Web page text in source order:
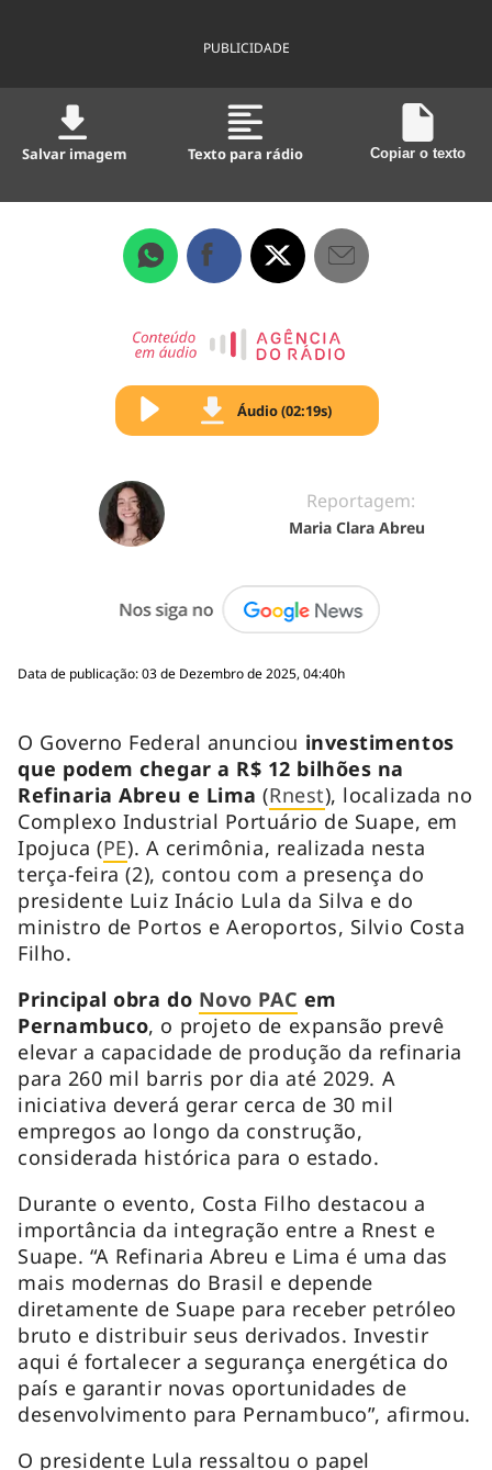
PUBLICIDADE
Salvar imagem Texto para rádio Copiar o texto
Áudio (02:19s)
Reportagem:
Maria Clara Abreu
Data de publicação: 03 de Dezembro de 2025, 04:40h
O Governo Federal anunciou investimentos
que podem chegar a R$ 12 bilhões na
Refinaria Abreu e Lima (Rnest), localizada no
Complexo Industrial Portuário de Suape, em
Ipojuca (PE). A cerimônia, realizada nesta
terça-feira (2), contou com a presença do
presidente Luiz Inácio Lula da Silva e do
ministro de Portos e Aeroportos, Silvio Costa
Filho.
Principal obra do Novo PAC em
Pernambuco, o projeto de expansão prevê
elevar a capacidade de produção da refinaria
para 260 mil barris por dia até 2029. A
iniciativa deverá gerar cerca de 30 mil
empregos ao longo da construção,
considerada histórica para o estado.
Durante o evento, Costa Filho destacou a
importância da integração entre a Rnest e
Suape. “A Refinaria Abreu e Lima é uma das
mais modernas do Brasil e depende
diretamente de Suape para receber petróleo
bruto e distribuir seus derivados. Investir
aqui é fortalecer a segurança energética do
país e garantir novas oportunidades de
desenvolvimento para Pernambuco”, afirmou.
O presidente Lula ressaltou o papel